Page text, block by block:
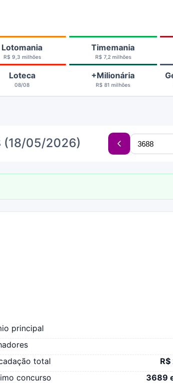
Lotomania
R$ 9,3 milhões
Timemania
R$ 7,2 milhões
Loteca
08/08
+Milionária
R$ 81 milhões
(18/05/2026)
Concurso
Buscar
principal
total
concurso
3689